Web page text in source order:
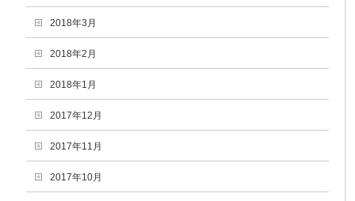
2018年3月
2018年2月
2018年1月
2017年12月
2017年11月
2017年10月